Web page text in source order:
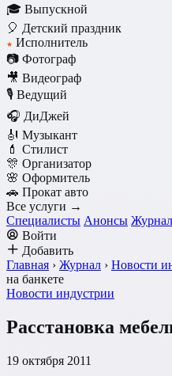
🎓 Выпускной
🎈 Детский праздник
★ Исполнитель
📷 Фотограф
🎥 Видеограф
🎙️ Ведущий
🎧 ДиДжей
🎻 Музыкант
💄 Стилист
🎊 Организатор
🌸 Оформитель
🚗 Прокат авто
Все услуги →
Специалисты Анонсы Журнал
Войти
Добавить
Главная › Журнал › Новости
на банкете
Новости индустрии
Расстановка
19 октября 2011